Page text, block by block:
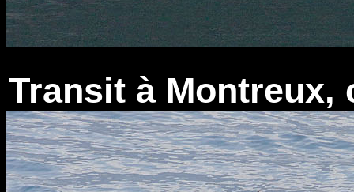
Transit à Montreux,